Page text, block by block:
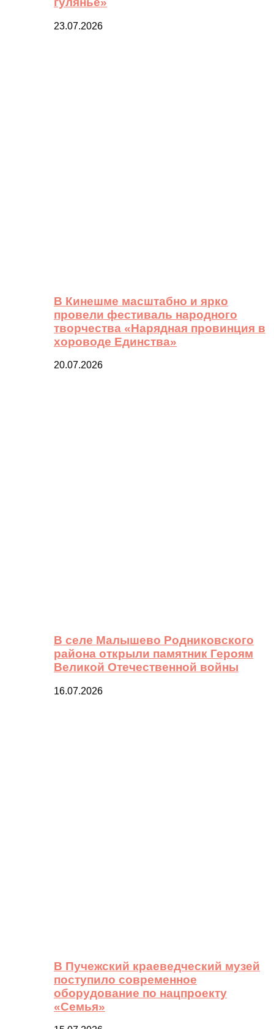
23.07.2026
В Кинешме масштабно и ярко
провели фестиваль народного
творчества «Нарядная провинция в
хороводе Единства»
20.07.2026
В селе Малышево Родниковского
района открыли памятник Героям
Великой Отечественной войны
16.07.2026
В Пучежский краеведческий музей
поступило современное
оборудование по нацпроекту
«Семья»